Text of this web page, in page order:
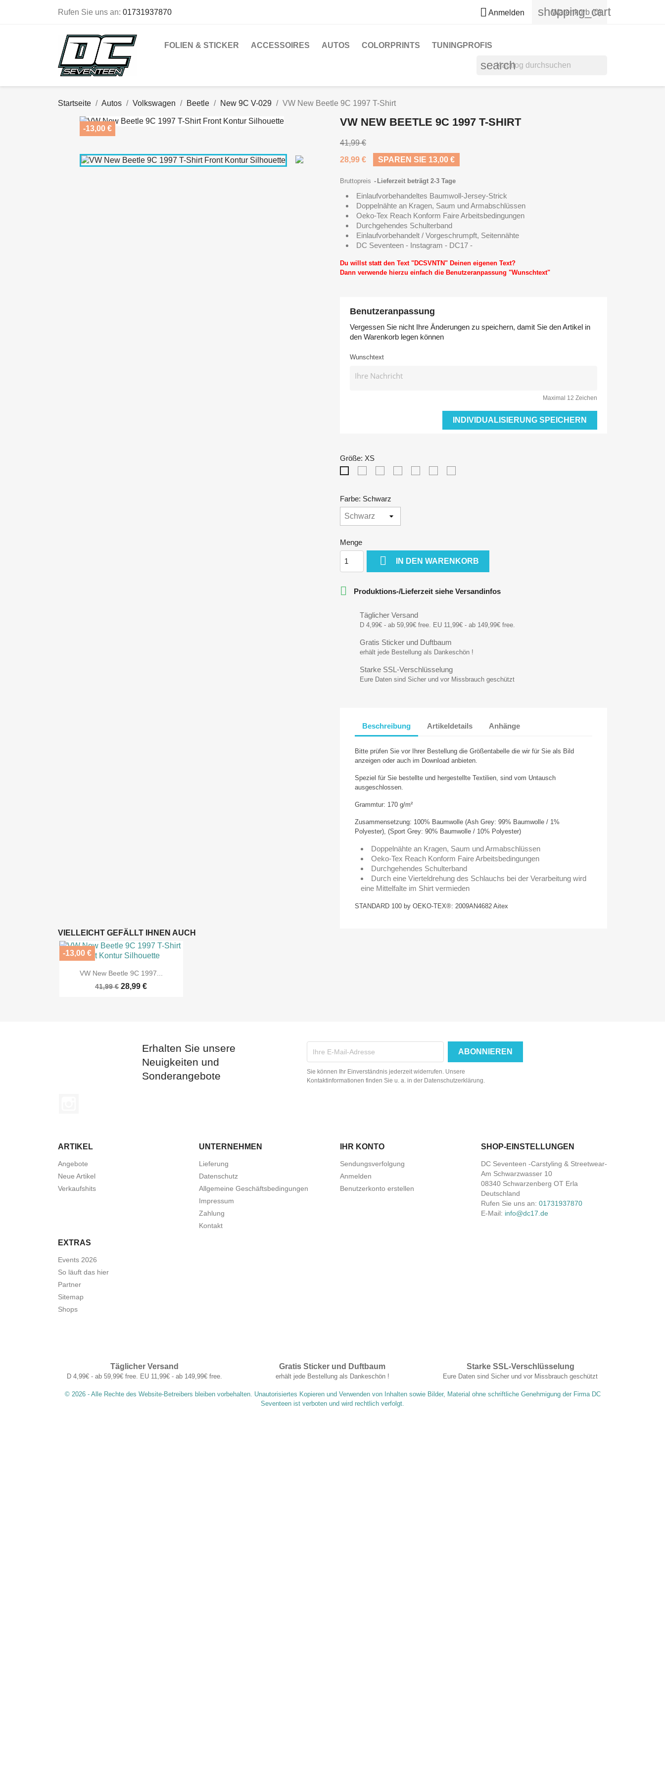
Rufen Sie uns an: 01731937870  Anmelden shopping_cart
Warenkorb (0)
FOLIEN & STICKER ACCESSOIRES AUTOS COLORPRINTS TUNINGPROFIS
search
Startseite Autos Volkswagen Beetle New 9C V-029 VW New Beetle 9C 1997 T-Shirt
-13,00 €
VW NEW BEETLE 9C 1997 T-SHIRT
41,99 €
28,99 €
SPAREN SIE 13,00 €
Bruttopreis Lieferzeit beträgt 2-3 Tage
Einlaufvorbehandeltes Baumwoll-Jersey-Strick
Doppelnähte an Kragen, Saum und Armabschlüssen
Oeko-Tex Reach Konform Faire Arbeitsbedingungen
Durchgehendes Schulterband
Einlaufvorbehandelt / Vorgeschrumpft, Seitennähte
DC Seventeen - Instagram - DC17 -
Du willst statt den Text "DCSVNTN" Deinen eigenen Text?
Dann verwende hierzu einfach die Benutzeranpassung "Wunschtext"
Benutzeranpassung
Vergessen Sie nicht Ihre Änderungen zu speichern, damit Sie den Artikel in
den Warenkorb legen können
Wunschtext
Maximal 12 Zeichen
INDIVIDUALISIERUNG SPEICHERN
Größe: XS
Farbe: Schwarz
Menge
 IN DEN WARENKORB
 Produktions-/Lieferzeit siehe Versandinfos
Täglicher Versand
D 4,99€ - ab 59,99€ free. EU 11,99€ - ab 149,99€ free.
Gratis Sticker und Duftbaum
erhält jede Bestellung als Dankeschön !
Starke SSL-Verschlüsselung
Eure Daten sind Sicher und vor Missbrauch geschützt
Beschreibung Artikeldetails Anhänge
Bitte prüfen Sie vor Ihrer Bestellung die Größentabelle die wir für Sie als Bild
anzeigen oder auch im Download anbieten.
Speziel für Sie bestellte und hergestellte Textilien, sind vom Untausch
ausgeschlossen.
Grammtur: 170 g/m²
Zusammensetzung: 100% Baumwolle (Ash Grey: 99% Baumwolle / 1%
Polyester), (Sport Grey: 90% Baumwolle / 10% Polyester)
Doppelnähte an Kragen, Saum und Armabschlüssen
Oeko-Tex Reach Konform Faire Arbeitsbedingungen
Durchgehendes Schulterband
Durch eine Vierteldrehung des Schlauchs bei der Verarbeitung wird
eine Mittelfalte im Shirt vermieden
STANDARD 100 by OEKO-TEX®: 2009AN4682 Aitex
VIELLEICHT GEFÄLLT IHNEN AUCH
 Vorschau
VW New Beetle 9C 1997...
41,99 € 28,99 €
-13,00 €
Erhalten Sie unsere
Neuigkeiten und
Sonderangebote
Sie können Ihr Einverständnis jederzeit widerrufen. Unsere
Kontaktinformationen finden Sie u. a. in der Datenschutzerklärung.
ARTIKEL
Angebote
Neue Artikel
Verkaufshits
UNTERNEHMEN
Lieferung
Datenschutz
Allgemeine Geschäftsbedingungen
Impressum
Zahlung
Kontakt
EXTRAS
Events 2026
So läuft das hier
Partner
Sitemap
Shops
IHR KONTO
Sendungsverfolgung
Anmelden
Benutzerkonto erstellen
SHOP-EINSTELLUNGEN
DC Seventeen -Carstyling & Streetwear-
Am Schwarzwasser 10
08340 Schwarzenberg OT Erla
Deutschland
Rufen Sie uns an: 01731937870
E-Mail: info@dc17.de
Täglicher Versand
D 4,99€ - ab 59,99€ free. EU 11,99€ - ab 149,99€ free.
Gratis Sticker und Duftbaum
erhält jede Bestellung als Dankeschön !
Starke SSL-Verschlüsselung
Eure Daten sind Sicher und vor Missbrauch geschützt
© 2026 - Alle Rechte des Website-Betreibers bleiben vorbehalten. Unautorisiertes Kopieren und Verwenden von Inhalten sowie Bilder, Material ohne schriftliche Genehmigung der Firma DC
Seventeen ist verboten und wird rechtlich verfolgt.